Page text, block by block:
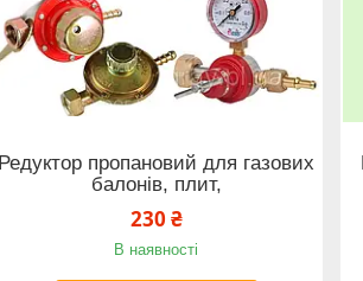
Редуктор пропановий для газових
балонів, плит,
230 ₴
В наявності